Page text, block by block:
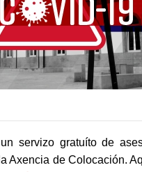
servizo gratuíto de
Axencia de Colocación.